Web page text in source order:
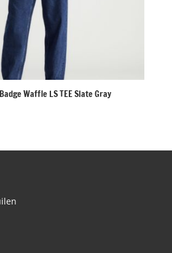
Waffle LS TEE Slate Gray